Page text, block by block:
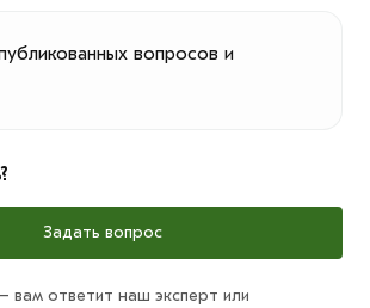
вопросов и
Задать вопрос
вам ответит наш эксперт или